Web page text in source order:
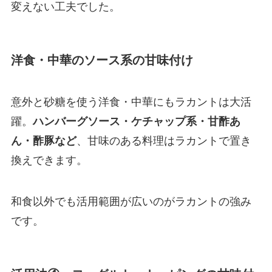
変えない工夫でした。
洋食・中華のソース系の甘味付け
意外と砂糖を使う洋食・中華にもラカントは大活
躍。ハンバーグソース・ケチャップ系・甘酢あ
ん・酢豚など、甘味のある料理はラカントで置き
換えできます。
和食以外でも活用範囲が広いのがラカントの強み
です。